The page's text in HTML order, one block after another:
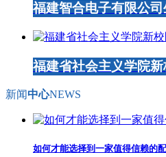
福建智合电子有限公
福建省社会主义学院新
新闻中心NEWS
如何才能选择到一家值得信赖的